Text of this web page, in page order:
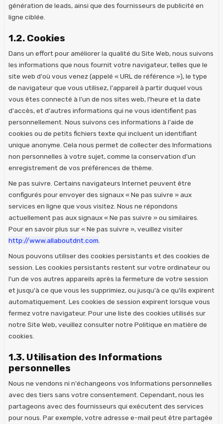
génération de leads, ainsi que des fournisseurs de publicité en
ligne ciblée.
1.2. Cookies
Dans un effort pour améliorer la qualité du Site Web, nous suivons
les informations que nous fournit votre navigateur, telles que le
site web d'où vous venez (appelé « URL de référence »), le type
de navigateur que vous utilisez, l'appareil à partir duquel vous
vous êtes connecté à l'un de nos sites web, l'heure et la date
d'accès, et d'autres informations qui ne vous identifient pas
personnellement. Nous suivons ces informations à l'aide de
cookies ou de petits fichiers texte qui incluent un identifiant
unique anonyme. Cela nous permet de collecter des Informations
non personnelles à votre sujet, comme la conservation d'un
enregistrement de vos préférences de thème.
Ne pas suivre. Certains navigateurs Internet peuvent être
configurés pour envoyer des signaux « Ne pas suivre » aux
services en ligne que vous visitez. Nous ne répondons
actuellement pas aux signaux « Ne pas suivre » ou similaires.
Pour en savoir plus sur « Ne pas suivre », veuillez visiter
http://www.allaboutdnt.com
Nous pouvons utiliser des cookies persistants et des cookies de
session. Les cookies persistants restent sur votre ordinateur ou
l'un de vos autres appareils après la fermeture de votre session
et jusqu'à ce que vous les supprimiez, ou jusqu'à ce qu'ils expirent
automatiquement. Les cookies de session expirent lorsque vous
fermez votre navigateur. Pour une liste des cookies utilisés sur
notre Site Web, veuillez consulter notre Politique en matière de
cookies.
1.3. Utilisation des Informations
personnelles
Nous ne vendons ni n'échangeons vos Informations personnelles
avec des tiers sans votre consentement. Cependant, nous les
partageons avec des fournisseurs qui exécutent des services
pour nous. Par exemple, votre adresse e-mail peut être partagée